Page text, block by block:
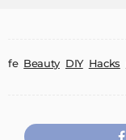
fe Beauty DIY Hacks